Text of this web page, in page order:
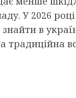
У 2026 році
в
традиційна